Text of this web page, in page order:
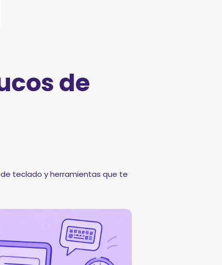
de
teclado y herramientas que te